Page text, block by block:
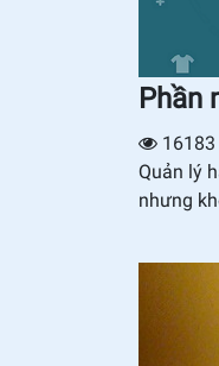
Phần
16183
Quản lý
nhưng